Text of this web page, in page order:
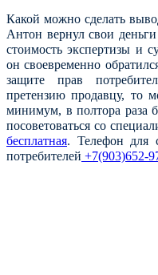
Какой можно сделать
Антон вернул свои
стоимость экспертизы и
он своевременно
защите прав
претензию продавцу, то
минимум, в полтора раза
посоветоваться со
бесплатная. Телефон для
потребителей +7(903)652-